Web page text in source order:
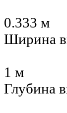
0.333 м
Ширина
1 м
Глубина